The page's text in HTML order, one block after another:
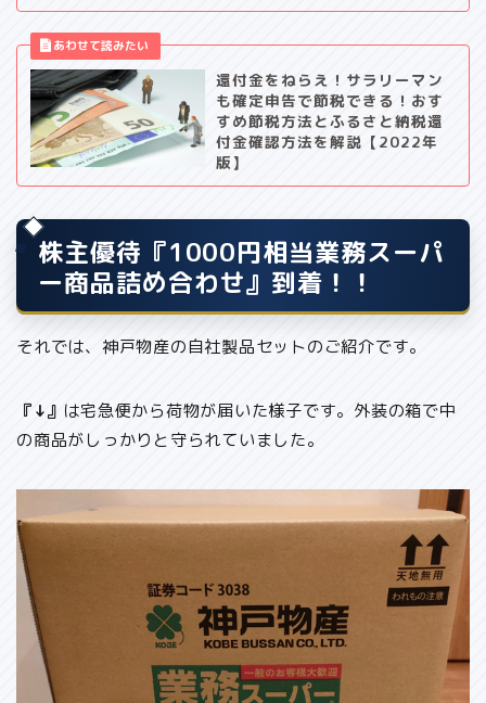
還付金をねらえ！サラリーマン
も確定申告で節税できる！おす
すめ節税方法とふるさと納税還
付金確認方法を解説【2022年
版】
株主優待『1000円相当業務スーパ
ー商品詰め合わせ』到着！！
それでは、神戸物産の自社製品セットのご紹介です。
『↓』 は宅急便から荷物が届いた様子です。外装の箱で中
の商品がしっかりと守られていました。